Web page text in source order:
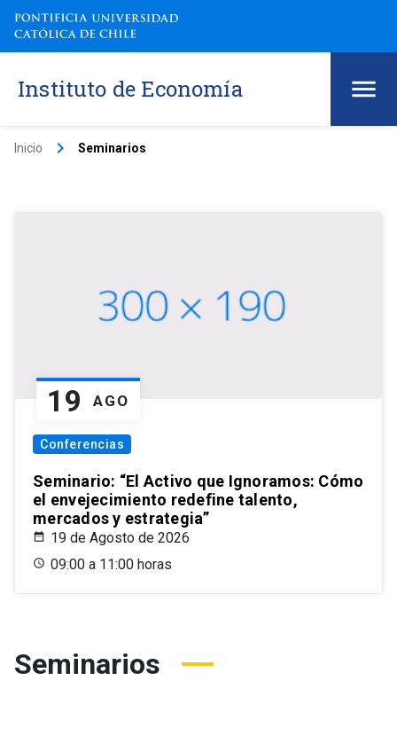
Instituto de Economía
Inicio keyboard_arrow_right Seminarios
19 AGO
Conferencias
Seminario: “El Activo que Ignoramos: Cómo
el envejecimiento redefine talento,
mercados y estrategia”
19 de Agosto de 2026
09:00 a 11:00 horas
Seminarios